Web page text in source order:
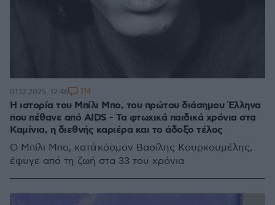
Η ιστορία του Μπίλι Μπο, του πρώτου διάσημου Έλληνα
που πέθανε από AIDS - Τα φτωχικά παιδικά χρόνια στα
Καμίνια, η διεθνής καριέρα και το άδοξο τέλος
Ο Μπίλι Μπο, κατά κόσμον Βασίλης Κουρκουμέλης,
έφυγε από τη ζωή στα 33 του χρόνια
01.12.2025, 12:46 114